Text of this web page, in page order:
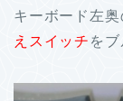
キーボード左
えスイッチ を